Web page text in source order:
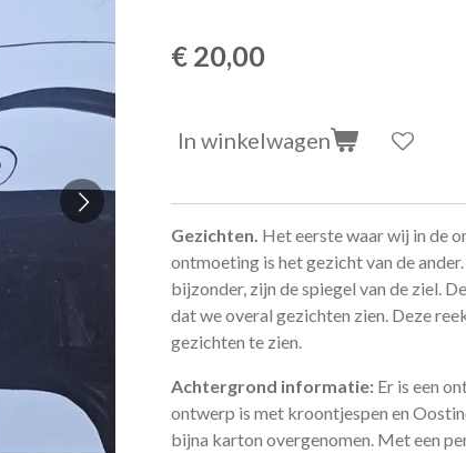
€ 20,00
In winkelwagen
Gezichten. Het eerste waar wij in de
ontmoeting is het gezicht van de
bijzonder, zijn de spiegel van de ziel.
dat we overal gezichten zien. Deze
gezichten te zien.
Achtergrond informatie: Er is een
ontwerp is met kroontjespen en
bijna karton overgenomen. Met een